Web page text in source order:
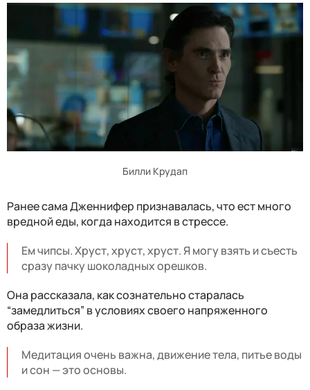
Билли Крудап
Ранее сама Дженнифер признавалась, что ест много
вредной еды, когда находится в стрессе.
Ем чипсы. Хруст, хруст, хруст. Я могу взять и съесть
сразу пачку шоколадных орешков.
Она рассказала, как сознательно старалась
“замедлиться” в условиях своего напряженного
образа жизни.
Медитация очень важна, движение тела, питье воды
и сон — это основы.